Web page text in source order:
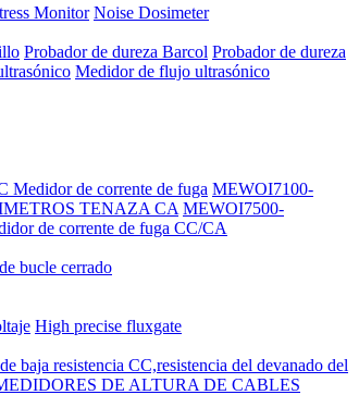
Monitor Noise Dosimeter
Probador de dureza Barcol Probador de dureza
Medidor de flujo ultrasónico
de corrente de fuga MEWOI7100-
TENAZA CA MEWOI7500-
de corrente de fuga CC/CA
bucle cerrado
High precise fluxgate
baja resistencia CC,resistencia del devanado del
DE ALTURA DE CABLES